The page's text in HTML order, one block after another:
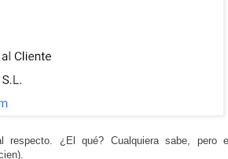
¿El qué? Cualquiera sabe, pero